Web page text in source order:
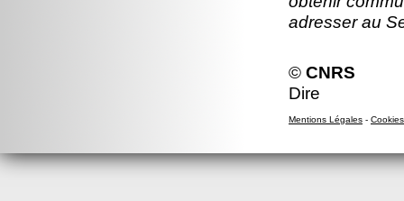
adresser au
© CNRS
Dire
Mentions Légales - Cookies